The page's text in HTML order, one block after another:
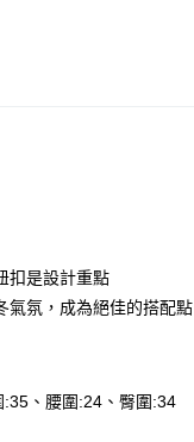
扣是設計重點
氣氛，成為絕佳的搭配點
、腰圍:24、臀圍:34